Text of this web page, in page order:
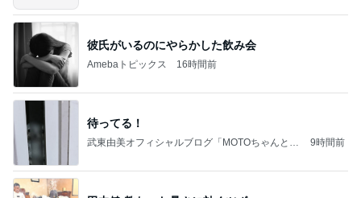
彼氏がいるのにやらかした飲み会
Amebaトピックス 16時間前
待ってる！
武東由美オフィシャルブログ「MOTOちゃんとの
9時間前